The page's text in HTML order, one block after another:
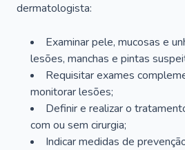
dermatologista:
Examinar pele, mucosas e
lesões, manchas e pintas
Requisitar exames
monitorar lesões;
Definir e realizar o
com ou sem cirurgia;
Indicar medidas de